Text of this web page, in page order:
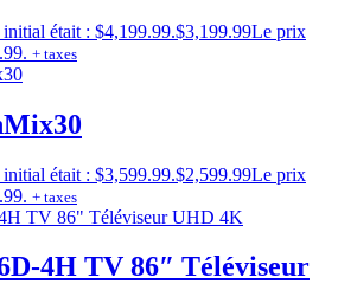
était : $4,199.99.$3,199.99Le prix
+ taxes
était : $3,599.99.$2,599.99Le prix
+ taxes
4H TV 86″ Téléviseur